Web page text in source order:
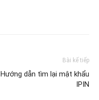
Bài kế tiếp
Hướng dẫn tìm lại mật khẩu
IPIN